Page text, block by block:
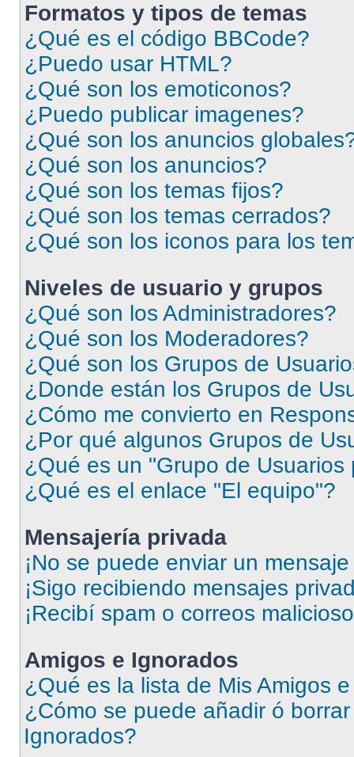
Formatos y tipos de temas
¿Qué es el código BBCode?
¿Puedo usar HTML?
¿Qué son los emoticonos?
¿Puedo publicar imagenes?
¿Qué son los anuncios
¿Qué son los anuncios?
¿Qué son los temas fijos?
¿Qué son los temas cerrados?
¿Qué son los iconos para los
Niveles de usuario y grupos
¿Qué son los Administradores?
¿Qué son los Moderadores?
¿Qué son los Grupos de
¿Donde están los Grupos de
¿Cómo me convierto en
¿Por qué algunos Grupos de
¿Qué es un "Grupo de Usuarios
¿Qué es el enlace "El equipo"?
Mensajería privada
¡No se puede enviar un
¡Sigo recibiendo mensajes
¡Recibí spam o correos
Amigos e Ignorados
¿Qué es la lista de Mis Amigos
¿Cómo se puede añadir ó
Ignorados?